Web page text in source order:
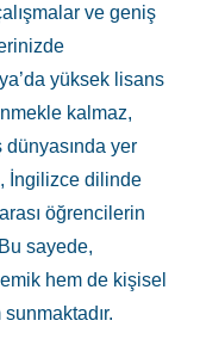
ve geniş
yüksek lisans
kalmaz,
dünyasında yer
İngilizce dilinde
öğrencilerin
sayede,
hem de kişisel